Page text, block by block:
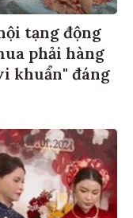
tạng động
phải hàng
khuẩn" đáng